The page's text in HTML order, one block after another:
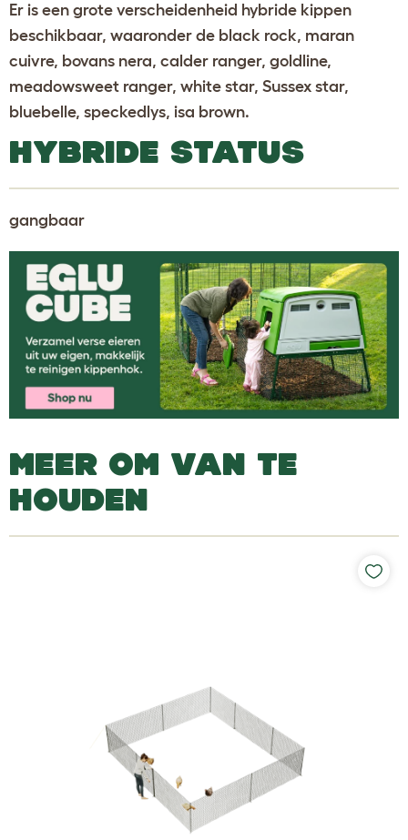
Er is een grote verscheidenheid hybride kippen
beschikbaar, waaronder de black rock, maran
cuivre, bovans nera, calder ranger, goldline,
meadowsweet ranger, white star, Sussex star,
bluebelle, speckedlys, isa brown.
HYBRIDE STATUS
gangbaar
MEER OM VAN TE
HOUDEN